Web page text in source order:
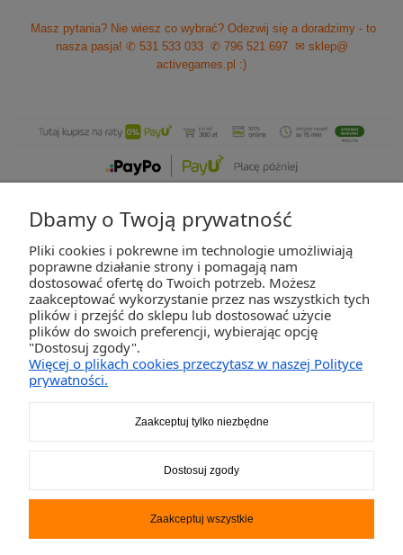
Masz pytania? Nie wiesz co wybrać? Odezwij się a doradzimy - to
nasza pasja! ✆ 531 533 033 ✆ 796 521 697
✉ sklep@
activegames.pl :)
ZAKUPY
POMOC
2K-Invest Sp. j. Ul. Św. Wojciecha 60, 41-922 Radzionków, śląskie NIP: 645-241-94-
Dbamy o Twoją prywatność
Pliki cookies i pokrewne im technologie umożliwiają
poprawne działanie strony i pomagają nam
dostosować ofertę do Twoich potrzeb. Możesz
zaakceptować wykorzystanie przez nas wszystkich tych
plików i przejść do sklepu lub dostosować użycie
plików do swoich preferencji, wybierając opcję
"Dostosuj zgody".
Więcej o plikach cookies przeczytasz w naszej Polityce
prywatności.
Zaakceptuj tylko niezbędne
Dostosuj zgody
Zaakceptuj wszystkie